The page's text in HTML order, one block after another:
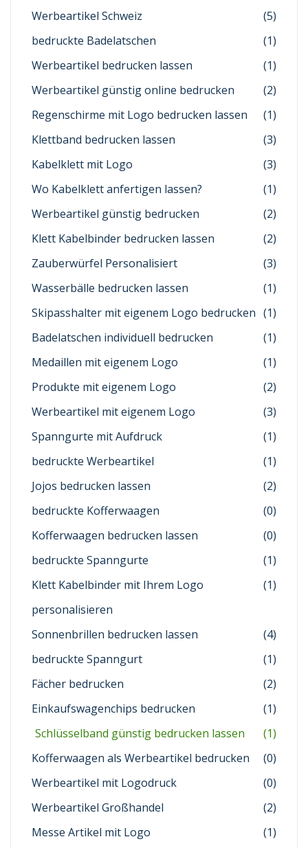
Werbeartikel Schweiz
(5)
bedruckte Badelatschen
(1)
Werbeartikel bedrucken lassen
(1)
Werbeartikel günstig online bedrucken
(2)
Regenschirme mit Logo bedrucken lassen
(1)
Klettband bedrucken lassen
(3)
Kabelklett mit Logo
(3)
Wo Kabelklett anfertigen lassen?
(1)
Werbeartikel günstig bedrucken
(2)
Klett Kabelbinder bedrucken lassen
(2)
Zauberwürfel Personalisiert
(3)
Wasserbälle bedrucken lassen
(1)
Skipasshalter mit eigenem Logo bedrucken (1)
Badelatschen individuell bedrucken
(1)
Medaillen mit eigenem Logo
(1)
Produkte mit eigenem Logo
(2)
Werbeartikel mit eigenem Logo
(3)
Spanngurte mit Aufdruck
(1)
bedruckte Werbeartikel
(1)
Jojos bedrucken lassen
(2)
bedruckte Kofferwaagen
(0)
Kofferwaagen bedrucken lassen
(0)
bedruckte Spanngurte
(1)
Klett Kabelbinder mit Ihrem Logo
personalisieren
(1)
Sonnenbrillen bedrucken lassen
(4)
bedruckte Spanngurt
(1)
Fächer bedrucken
(2)
Einkaufswagenchips bedrucken
(1)
Schlüsselband günstig bedrucken lassen
(1)
Kofferwaagen als Werbeartikel bedrucken
(0)
Werbeartikel mit Logodruck
(0)
Werbeartikel Großhandel
(2)
Messe Artikel mit Logo
(1)